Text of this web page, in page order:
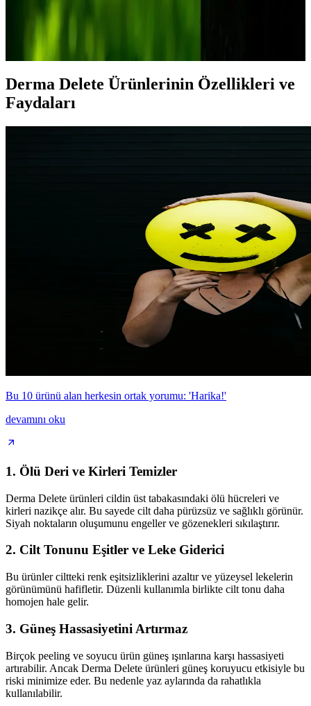
Migros'taki çeşitli yüz yıkama jeli seçenekleri ve cilt tipine uygun
Derma Delete Ürünlerinin Özellikleri ve
Faydaları
Bu 10 ürünü alan herkesin ortak yorumu: 'Harika!'
devamını oku
1. Ölü Deri ve Kirleri Temizler
Derma Delete ürünleri cildin üst tabakasındaki ölü hücreleri ve
kirleri nazikçe alır. Bu sayede cilt daha pürüzsüz ve sağlıklı görünür.
Siyah noktaların oluşumunu engeller ve gözenekleri sıkılaştırır.
2. Cilt Tonunu Eşitler ve Leke Giderici
Bu ürünler ciltteki renk eşitsizliklerini azaltır ve yüzeysel lekelerin
görünümünü hafifletir. Düzenli kullanımla birlikte cilt tonu daha
homojen hale gelir.
3. Güneş Hassasiyetini Artırmaz
Birçok peeling ve soyucu ürün güneş ışınlarına karşı hassasiyeti
artırabilir. Ancak Derma Delete ürünleri güneş koruyucu etkisiyle bu
riski minimize eder. Bu nedenle yaz aylarında da rahatlıkla
kullanılabilir.